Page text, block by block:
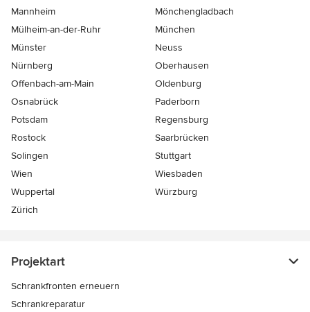
Mannheim
Mönchen­gladbach
Mülheim-an-der-Ruhr
München
Münster
Neuss
Nürnberg
Oberhausen
Offenbach-am-Main
Oldenburg
Osnabrück
Paderborn
Potsdam
Regensburg
Rostock
Saarbrücken
Solingen
Stuttgart
Wien
Wiesbaden
Wuppertal
Würzburg
Zürich
Projektart
Schrankfronten erneuern
Schrankreparatur